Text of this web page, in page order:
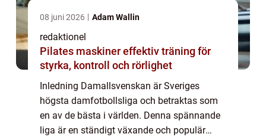
08 juni 2026 Adam Wallin
redaktionel
Pilates maskiner effektiv träning för
styrka, kontroll och rörlighet
Inledning Damallsvenskan är Sveriges
högsta damfotbollsliga och betraktas som
en av de bästa i världen. Denna spännande
liga är en ständigt växande och populär